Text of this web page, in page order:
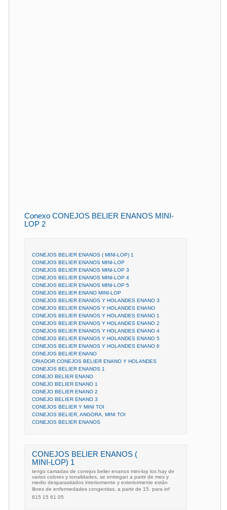
Conexo CONEJOS BELIER ENANOS MINI-
LOP 2
CONEJOS BELIER ENANOS ( MINI-LOP) 1
CONEJOS BELIER ENANOS MINI-LOP
CONEJOS BELIER ENANOS MINI-LOP 3
CONEJOS BELIER ENANOS MINI-LOP 4
CONEJOS BELIER ENANOS MINI-LOP 5
CONEJOS BELIER ENANO MINI-LOP
CONEJOS BELIER ENANOS Y HOLANDES ENANO 3
CONEJOS BELIER ENANOS Y HOLANDES ENANO
CONEJOS BELIER ENANOS Y HOLANDES ENANO 1
CONEJOS BELIER ENANOS Y HOLANDES ENANO 2
CONEJOS BELIER ENANOS Y HOLANDES ENANO 4
CONEJOS BELIER ENANOS Y HOLANDES ENANO 5
CONEJOS BELIER ENANOS Y HOLANDES ENANO 6
CONEJOS BELIER ENANO
CRIADOR CONEJOS BELIER ENANO Y HOLANDES
CONEJOS BELIER ENANOS 1
CONEJO BELIER ENANO
CONEJO BELIER ENANO 1
CONEJO BELIER ENANO 2
CONEJO BELIER ENANO 3
CONEJOS BELIER Y MINI TOI
CONEJOS BELIER, ANGORA, MINI TOI
CONEJOS BELIER ENANOS
CONEJOS BELIER ENANOS (
MINI-LOP) 1
tengo camadas de conejos belier enanos mini-lop los hay de
varios colores y tonalidades, se entregan a partir de mes y
medio desparasitados interiormente y exteriormente están
libres de enfermedades congenitas, a partir de 15. para inf
615 15 61 05